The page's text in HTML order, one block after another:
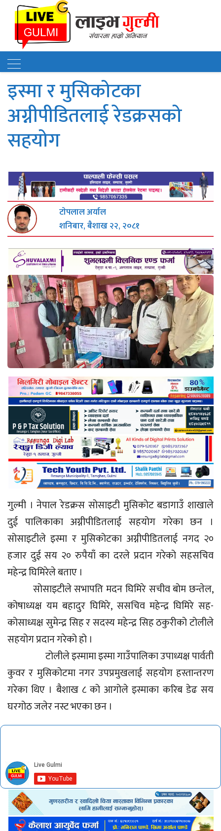
इस्मा र मुसिकोटका
अग्नीपीडितलाई रेडक्रसको
सहयोग
टाेपलाल अर्याल
शनिबार, बैशाख २२, २०८१
गुल्मी । नेपाल रेडक्रस सोसाइटी मुसिकोट बडागाउँ शाखाले
दुई पालिकाका अग्नीपीडितलाई सहयोग गरेका छन ।
सोसाइटीले इस्मा र मुसिकोटका अग्नीपीडितलाई नगद २०
हजार दुई सय २० रुपैयाँ का दरले प्रदान गरेको सहसचिव
महेन्द्र घिमिरेले बताए ।
सोसाइटीले सभापति मदन घिमिरे सचीव बोम छन्तेल,
कोषाध्यक्ष यम बहादुर घिमिरे, ससचिव महेन्द्र घिमिरे सह-
कोसाध्यक्ष सुमेन्द्र सिह र सदस्य महेन्द्र सिह ठकुरीको टोलीले
सहयोग प्रदान गरेको हो ।
टोलीले इस्मामा इस्मा गाउँपालिका उपाध्यक्ष पार्वती
कुवर र मुसिकोटमा नगर उपप्रमुखलाई सहयोग हस्तान्तरण
गरेका थिए । बैशाख ८ को आगोले इस्माका करिब डेढ सय
घरगोठ जलेर नस्ट भएका छन ।